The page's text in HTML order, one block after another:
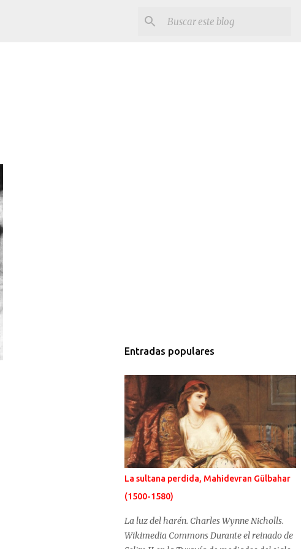
Entradas populares
La sultana perdida, Mahidevran Gülbahar
(1500-1580)
La luz del harén. Charles Wynne Nicholls.
Wikimedia Commons Durante el reinado de